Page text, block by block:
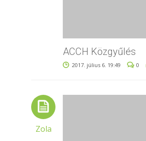
ACCH Közgyűlés
2017. július 6. 19:49 0
Zola